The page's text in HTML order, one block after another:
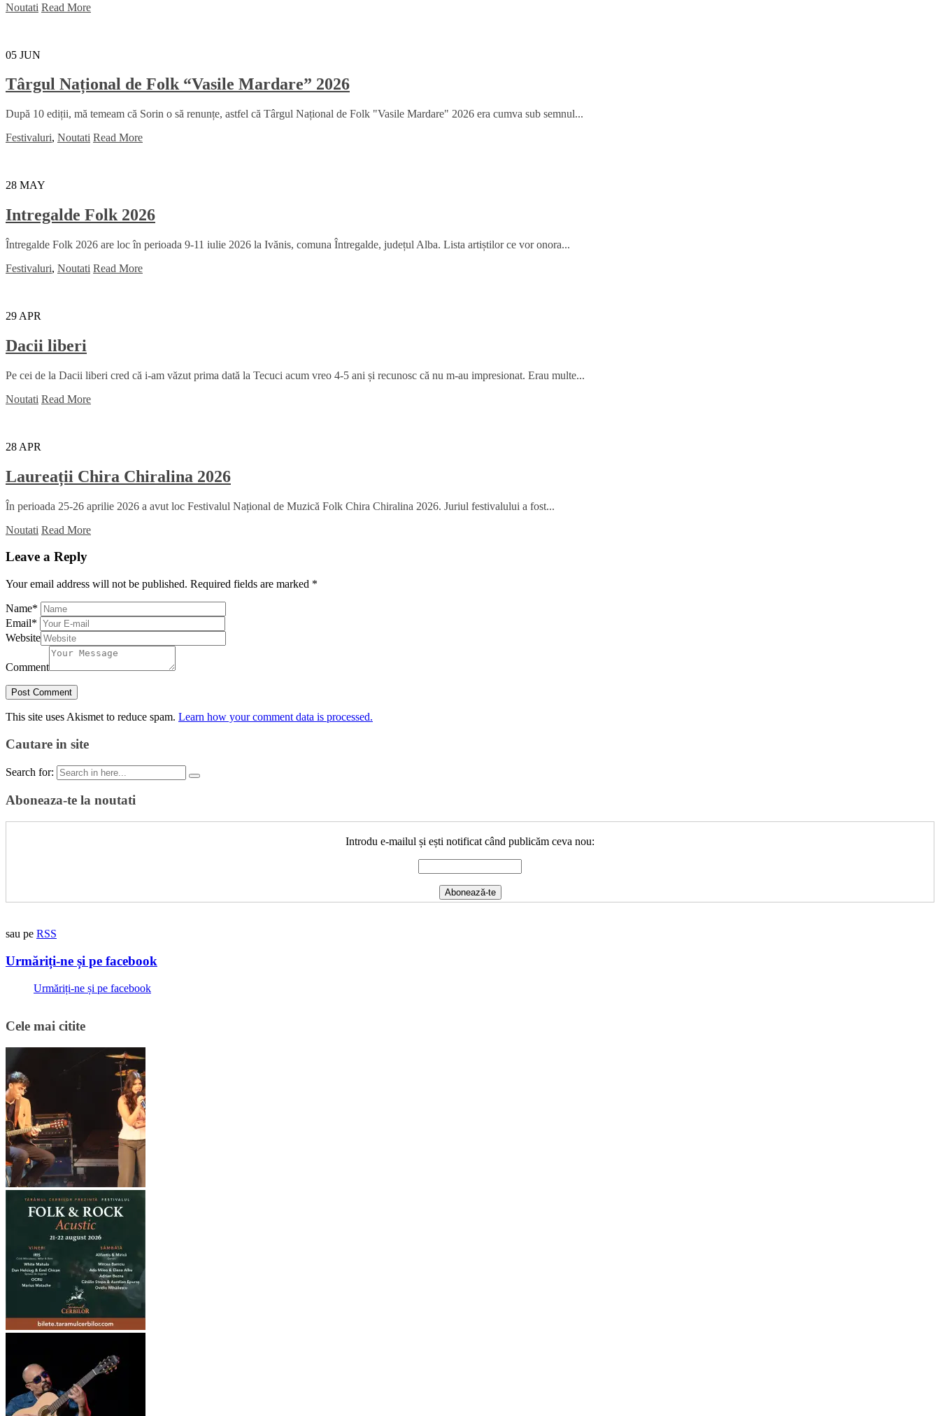
Noutati Read More
05 JUN
Târgul Național de Folk “Vasile Mardare” 2026
După 10 ediții, mă temeam că Sorin o să renunțe, astfel că Târgul Național de Folk "Vasile Mardare" 2026 era cumva sub semnul...
Festivaluri, Noutati Read More
28 MAY
Intregalde Folk 2026
Întregalde Folk 2026 are loc în perioada 9-11 iulie 2026 la Ivănis, comuna Întregalde, județul Alba. Lista artiștilor ce vor onora...
Festivaluri, Noutati Read More
29 APR
Dacii liberi
Pe cei de la Dacii liberi cred că i-am văzut prima dată la Tecuci acum vreo 4-5 ani și recunosc că nu m-au impresionat. Erau multe...
Noutati Read More
28 APR
Laureații Chira Chiralina 2026
În perioada 25-26 aprilie 2026 a avut loc Festivalul Național de Muzică Folk Chira Chiralina 2026. Juriul festivalului a fost...
Noutati Read More
Leave a Reply
Your email address will not be published. Required fields are marked *
Name*
Email*
Website
Comment
This site uses Akismet to reduce spam. Learn how your comment data is processed.
Cautare in site
Search for:
Aboneaza-te la noutati
Introdu e-mailul și ești notificat când publicăm ceva nou:
sau pe RSS
Urmăriți-ne și pe facebook
Urmăriți-ne și pe facebook
Cele mai citite